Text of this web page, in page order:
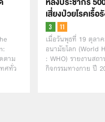
ตาม
ศทั่ว
เสี่ยงป่วยโรคเรื้อ
เมื่อวันพุธที่ 19 ตุลา
อนามัยโลก (World
: WHO) รายงานสถ
กิจกรรมทางกาย ปี